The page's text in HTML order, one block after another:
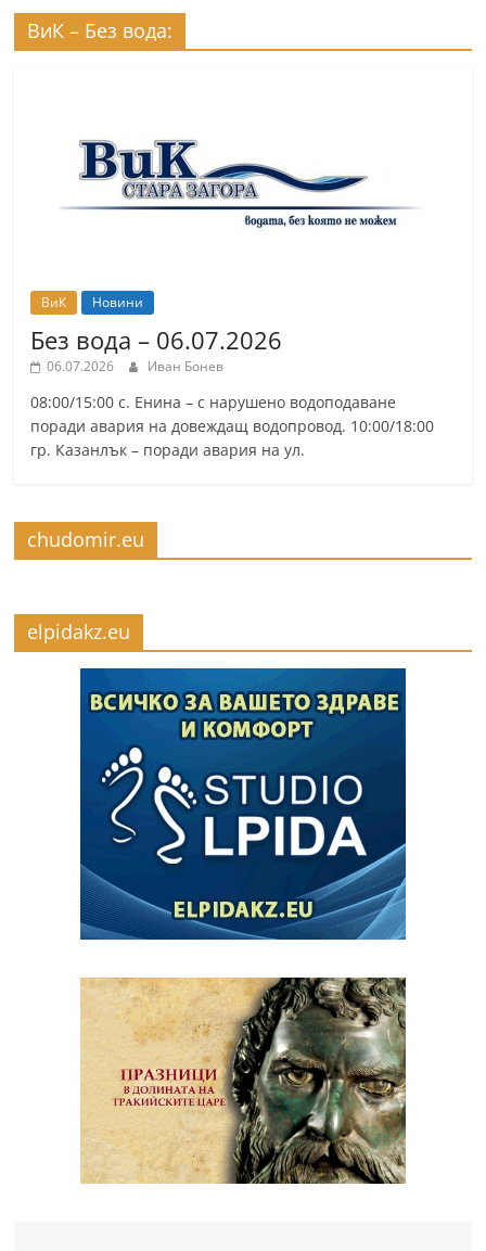
ВиК – Без вода:
ВиК Новини
Без вода – 06.07.2026
06.07.2026 Иван Бонев
08:00/15:00 с. Енина – с нарушено водоподаване
поради авария на довеждащ водопровод. 10:00/18:00
гр. Казанлък – поради авария на ул.
chudomir.eu
elpidakz.eu